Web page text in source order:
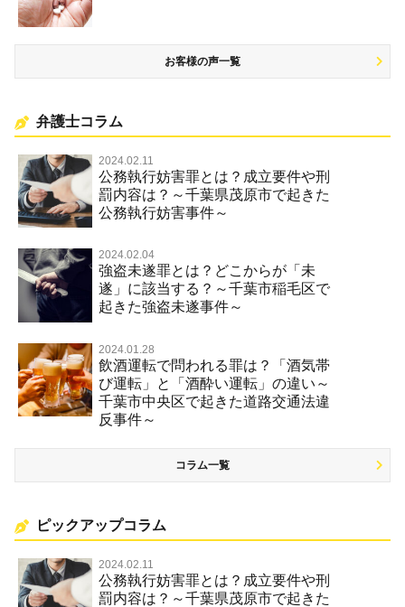
お客様の声一覧
弁護士コラム
2024.02.11
公務執行妨害罪とは？成立要件や刑
罰内容は？～千葉県茂原市で起きた
公務執行妨害事件～
2024.02.04
強盗未遂罪とは？どこからが「未
遂」に該当する？～千葉市稲毛区で
起きた強盗未遂事件～
2024.01.28
飲酒運転で問われる罪は？「酒気帯
び運転」と「酒酔い運転」の違い～
千葉市中央区で起きた道路交通法違
反事件～
コラム一覧
ピックアップコラム
2024.02.11
公務執行妨害罪とは？成立要件や刑
罰内容は？～千葉県茂原市で起きた